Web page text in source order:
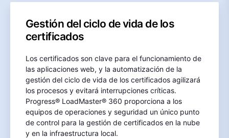
Gestión del ciclo de vida de los
certificados
Los certificados son clave para el funcionamiento de
las aplicaciones web, y la automatización de la
gestión del ciclo de vida de los certificados agilizará
los procesos y evitará interrupciones críticas.
Progress® LoadMaster® 360 proporciona a los
equipos de operaciones y seguridad un único punto
de control para la gestión de certificados en la nube
y en la infraestructura local.